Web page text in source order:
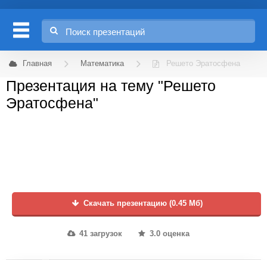
Главная Математика Решето Эратосфена
Презентация на тему "Решето
Эратосфена"
Скачать презентацию (0.45 Мб)
41 загрузок 3.0 оценка